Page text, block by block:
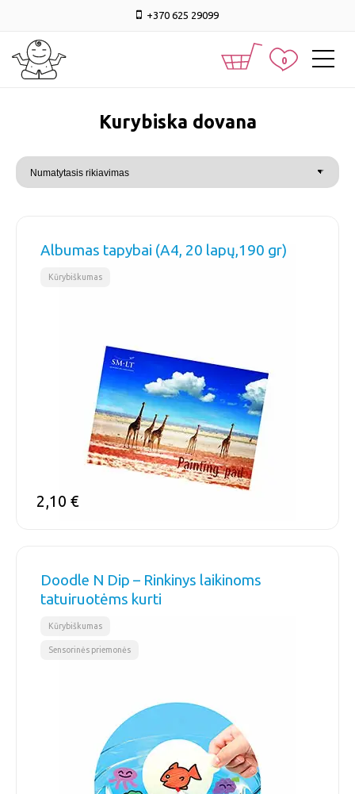
+370 625 29099
0
kurybiska dovana
Albumas tapybai (A4, 20 lapų,190 gr)
Kūrybiškumas
2,10 €
Doodle N Dip – Rinkinys laikinoms
tatuiruotėms kurti
Kūrybiškumas
Sensorinės priemonės